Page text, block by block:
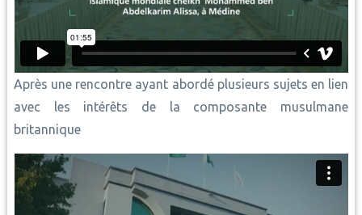
Après une rencontre ayant abordé plusieurs sujets en lien
avec les intérêts de la composante musulmane
britannique